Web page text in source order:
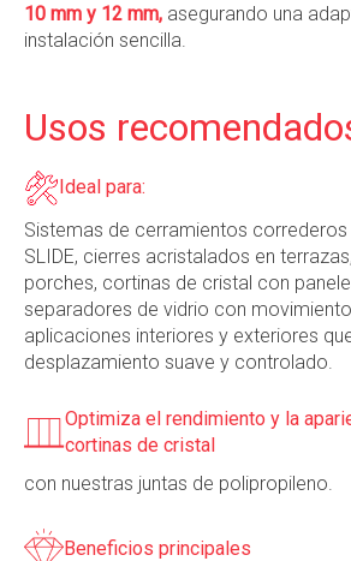
10 mm y 12 mm, asegurando una
instalación sencilla.
Usos
Ideal para:
Sistemas de cerramientos
SLIDE, cierres acristalados en
porches, cortinas de cristal con
separadores de vidrio con
aplicaciones interiores y exteriores
desplazamiento suave y controlado.
Optimiza el rendimiento y la
cortinas de cristal
con nuestras juntas de polipropileno.
Beneficios principales